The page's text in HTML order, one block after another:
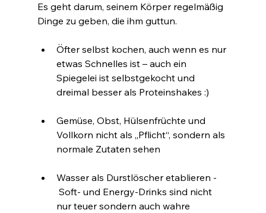
Es geht darum, seinem Körper regelmäßig
Dinge zu geben, die ihm guttun.
Öfter selbst kochen, auch wenn es nur
etwas Schnelles ist – auch ein
Spiegelei ist selbstgekocht und
dreimal besser als Proteinshakes :)
Gemüse, Obst, Hülsenfrüchte und
Vollkorn nicht als „Pflicht“, sondern als
normale Zutaten sehen
Wasser als Durstlöscher etablieren -
Soft- und Energy-Drinks sind nicht
nur teuer sondern auch wahre